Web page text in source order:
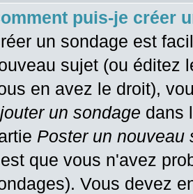
puis-je créer
un sondage est
sujet (ou éditez
en avez le droit),
un sondage dans
Poster un nouveau
que vous n'avez
Vous devez